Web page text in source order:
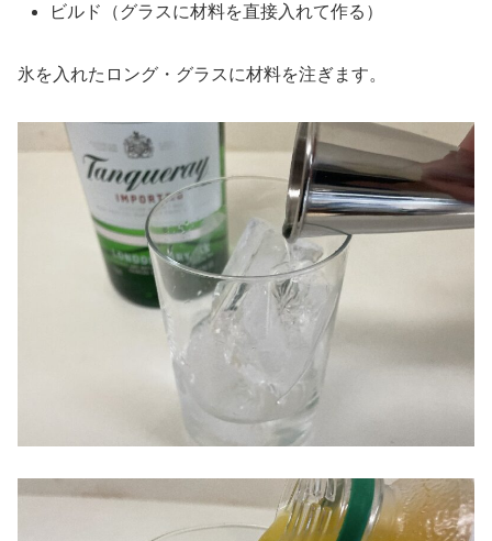
ビルド（グラスに材料を直接入れて作る）
氷を入れたロング・グラスに材料を注ぎます。